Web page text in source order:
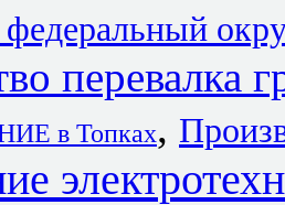
перевалка
в Топках,